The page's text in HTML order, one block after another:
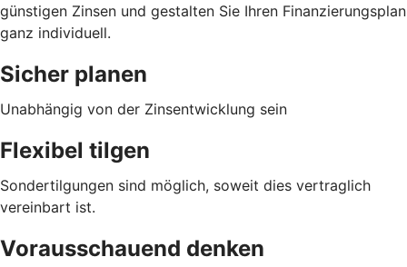
günstigen Zinsen und gestalten Sie Ihren Finanzierungsplan
ganz individuell.
Sicher planen
Unabhängig von der Zinsentwicklung sein
Flexibel tilgen
Sondertilgungen sind möglich, soweit dies vertraglich
vereinbart ist.
Vorausschauend denken